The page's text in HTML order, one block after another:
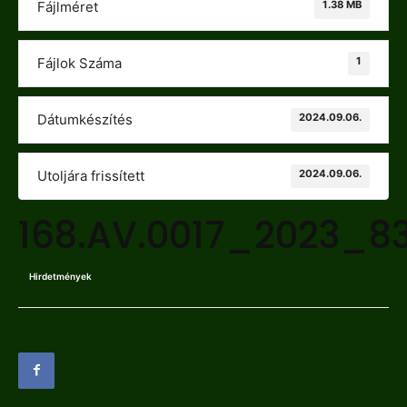
Fájlméret 1.38 MB
Fájlok Száma 1
Dátumkészítés 2024.09.06.
Utoljára frissített 2024.09.06.
Hirdetmények